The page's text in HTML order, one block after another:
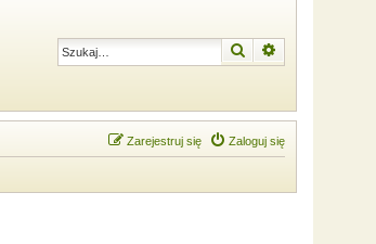
Szukaj
Zaloguj się
Zarejestruj się